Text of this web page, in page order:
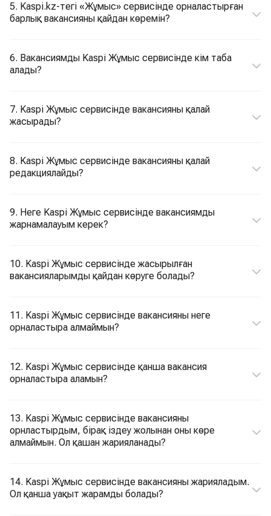
5. Kaspi.kz-тегі «Жұмыс» сервисінде орналастырған
барлық вакансияны қайдан көремін?
6. Вакансиямды Kaspi Жұмыс сервисінде кім таба
алады?
7. Kaspi Жұмыс сервисінде вакансияны қалай
жасырады?
8. Kaspi Жұмыс сервисінде вакансияны қалай
редакциялайды?
9. Неге Kaspi Жұмыс сервисінде вакансиямды
жарнамалауым керек?
10. Kaspi Жұмыс сервисінде жасырылған
вакансияларымды қайдан көруге болады?
11. Kaspi Жұмыс сервисінде вакансияны неге
орналастыра алмаймын?
12. Kaspi Жұмыс сервисінде қанша вакансия
орналастыра аламын?
13. Kaspi Жұмыс сервисінде вакансияны
орнластырдым, бірақ іздеу жолынан оны көре
алмаймын. Ол қашан жарияланады?
14. Kaspi Жұмыс сервисінде вакансияны жарияладым.
Ол қанша уақыт жарамды болады?